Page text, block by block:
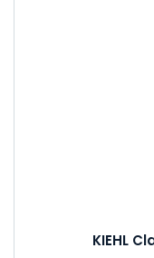
KIEHL